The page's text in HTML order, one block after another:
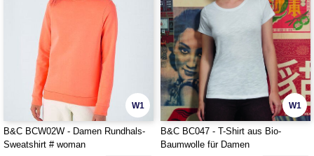
W1
B&C BCW02W - Damen Rundhals-
Sweatshirt # woman
W1
B&C BC047 - T-Shirt aus Bio-
Baumwolle für Damen